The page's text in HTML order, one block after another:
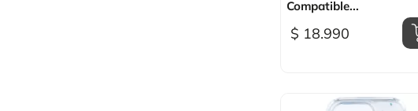
Compatible...
$ 18.990